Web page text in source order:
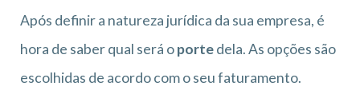
Após definir a natureza jurídica da sua empresa, é
hora de saber qual será oportedela. As opções são
escolhidas de acordo com o seu faturamento.